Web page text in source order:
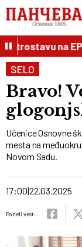
na EP
SELO
Bravo!
Učenice Osnovne
mesta na
Novom Sadu.
17:00 22.03.2025
Podeli vest: